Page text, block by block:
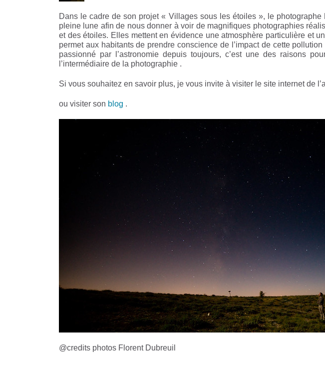
Dans le cadre de son projet « Villages sous les étoiles », le
pleine lune afin de nous donner à voir de magnifiques photographies
et des étoiles. Elles mettent en évidence une atmosphère particulière et
permet aux habitants de prendre conscience de l’impact de cette
passionné par l’astronomie depuis toujours, c’est une des raisons
l’intermédiaire de la photographie .
Si vous souhaitez en savoir plus, je vous invite à visiter le site internet de
ou visiter son blog .
@credits photos Florent Dubreuil